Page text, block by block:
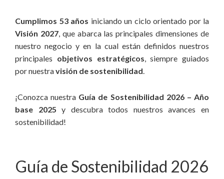
Cumplimos 53 años iniciando un ciclo orientado por la
Visión 2027, que abarca las principales dimensiones de
nuestro negocio y en la cual están definidos nuestros
principales objetivos estratégicos, siempre guiados
por nuestravisión de sostenibilidad.
¡Conozca nuestra Guía de Sostenibilidad 2026 – Año
base 2025 y descubra todos nuestros avances en
sostenibilidad!
Guía de Sostenibilidad 2026